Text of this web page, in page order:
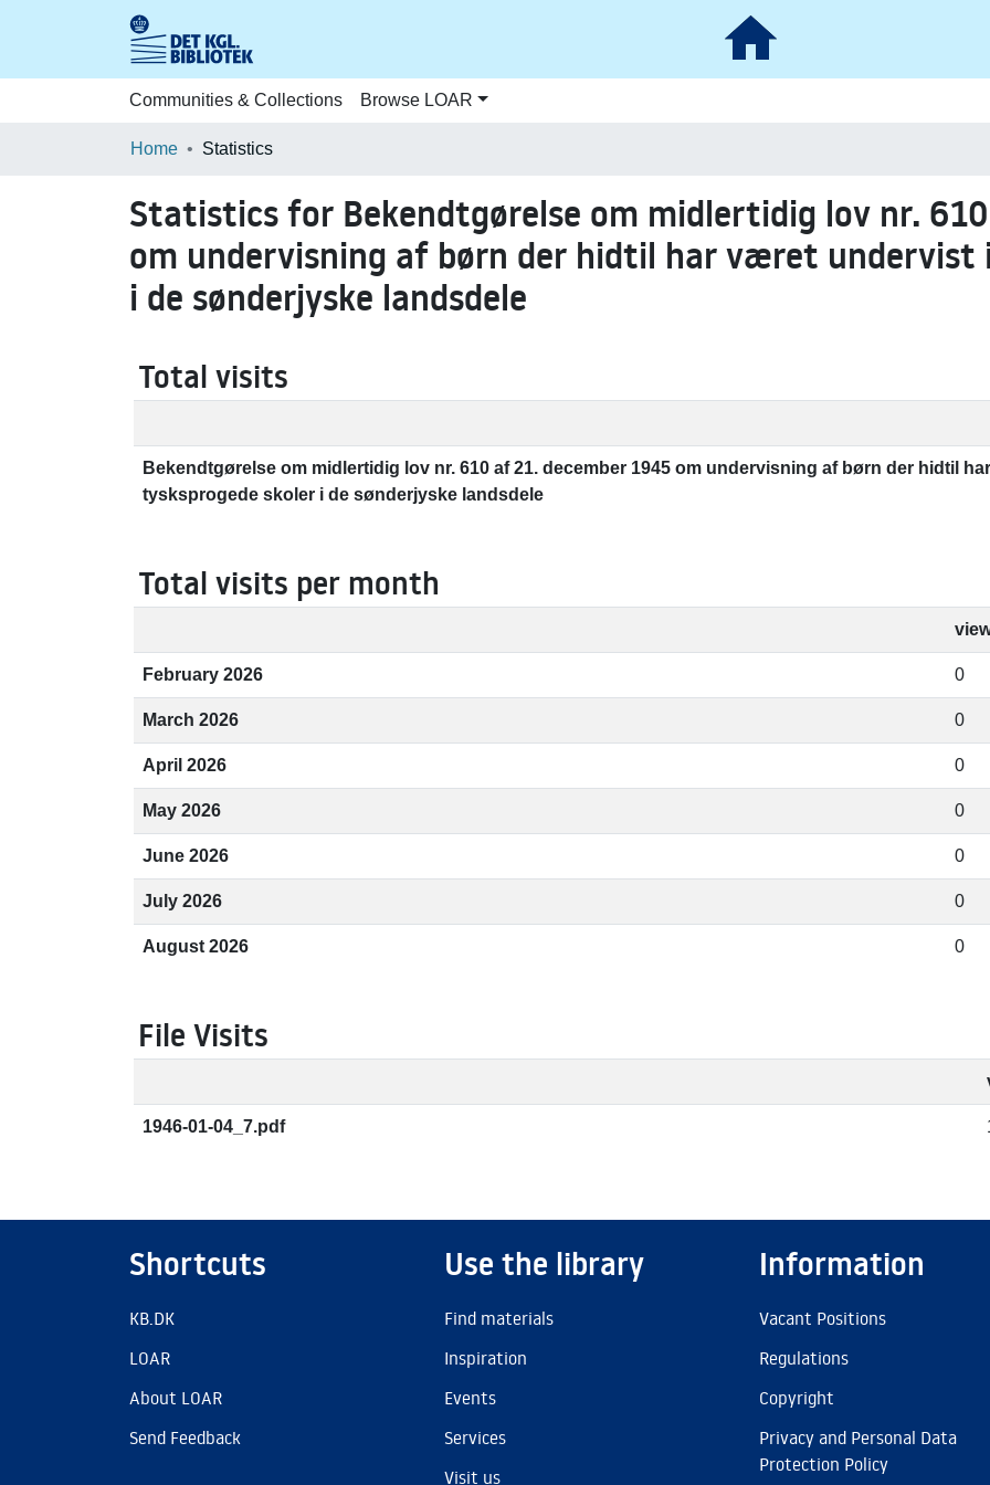
Communities & Collections Browse LOAR
Home Statistics
Statistics for Bekendtgørelse om midlertidig lov nr.
om undervisning af børn der hidtil har været undervist
i de sønderjyske landsdele
Total visits
Bekendtgørelse om midlertidig lov nr. 610 af 21. december 1945 om undervisning af børn der hidtil
tysksprogede skoler i de sønderjyske landsdele
Total visits per month
February 2026 0
March 2026 0
April 2026 0
May 2026 0
June 2026 0
July 2026 0
August 2026 0
File Visits
1946-01-04_7.pdf
Shortcuts
KB.DK
LOAR
About LOAR
Send Feedback
Use the library
Find materials
Inspiration
Events
Services
Visit us
Information
Vacant Positions
Regulations
Copyright
Privacy and Personal Data
Protection Policy